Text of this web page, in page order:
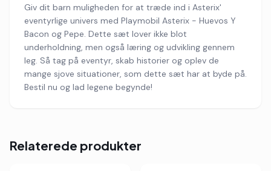
Giv dit barn muligheden for at træde ind i Asterix'
eventyrlige univers med Playmobil Asterix - Huevos Y
Bacon og Pepe. Dette sæt lover ikke blot
underholdning, men også læring og udvikling gennem
leg. Så tag på eventyr, skab historier og oplev de
mange sjove situationer, som dette sæt har at byde på.
Bestil nu og lad legene begynde!
Relaterede produkter